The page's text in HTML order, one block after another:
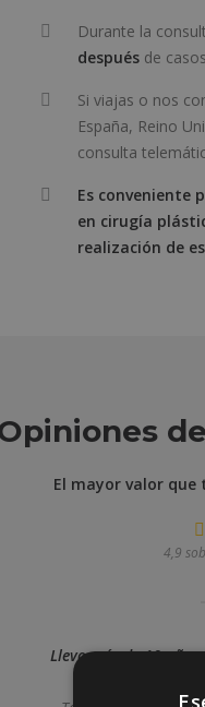
Durante la
después de
Si viajas o nos
España, Reino
consulta
Es conveniente
en cirugía
realización de
El mayor valor que
4,9
Llevo más de 10
tratamiento